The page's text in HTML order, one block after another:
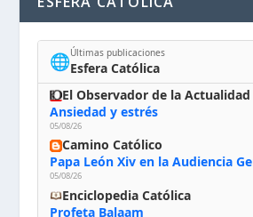
🌐Últimas publicaciones
Esfera Católica
El Observador de la Actualidad
Ansiedad y estrés
05/08/26
Camino Católico
05/08/26
Enciclopedia Católica
Profeta Balaam